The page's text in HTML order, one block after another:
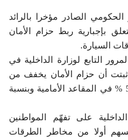
أفريل الأمر الحكومي الصادر مؤخرا بالرائد
بإجبارية ربط حزام الأمان
السيارة.
التابع لوزارة الداخلية في
أن حزام الأمان يخفف من
مخاطر الحوادث بنسبة تصل إلى 50 % في المقاعد الأمامية وبنسبة
على تفهّم المواطنين
أولا من مخاطر الطرقات